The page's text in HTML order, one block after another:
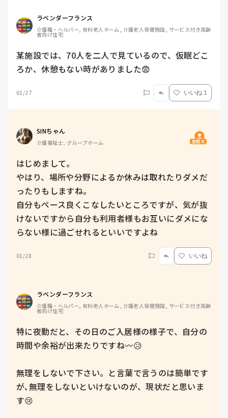
ラベンダーフランス
介護職・ヘルパー, 有料老人ホーム, 介護老人保健施設, サービス付き高齢
者向け住宅
某施設では、70人を二人で見ているので、仮眠どこ
01/27 いいね 1
SINちゃん
介護福祉士, グループホーム 質問主
はじめまして。
やはり、場所や分野によるか休みは取れたりダメだ
ったりもしますね。
自分もペース良くこなしたいところですが、気が抜
けないですから自分も利用者様もお互いにダメにな
らない様に過ごせれるといいですよね
01/28 いいね
ラベンダーフランス
介護職・ヘルパー, 有料老人ホーム, 介護老人保健施設, サービス付き高齢
者向け住宅
特に夜勤だと、その日のご入居様の様子で、自分の
時間や余裕が出来たりですね〰️😥
無理をしないで下さい。と言葉で言うのは簡単です
が､無理をしないといけないのが、現状だと思いま
す😢